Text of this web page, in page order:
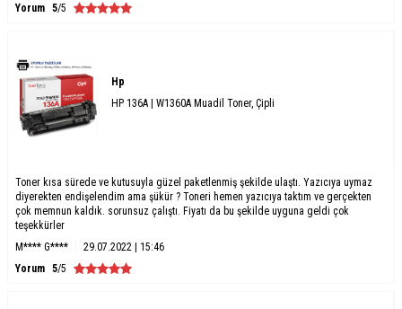
Yorum 5/5
Hp
HP 136A | W1360A Muadil Toner, Çipli
Toner kısa sürede ve kutusuyla güzel paketlenmiş şekilde ulaştı. Yazıcıya uymaz
diyerekten endişelendim ama şükür ? Toneri hemen yazıcıya taktım ve gerçekten
çok memnun kaldık. sorunsuz çalıştı. Fiyatı da bu şekilde uyguna geldi çok
teşekkürler
M**** G****
29.07.2022 | 15:46
Yorum 5/5